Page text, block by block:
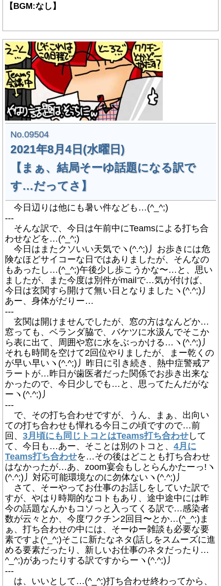
【BGM:なし】
No.09504
2021年8月4日(水曜日)
【まぁ、結局そーゆ話題になる訳で
す…だってさ】
今日辺りは他にも暑い件なども…(^_^;)
---
そんな訳で、今日は午前中にTeamsによる打ち合
わせなどを…(^_^;)
今日はまたクソいい天気でヽ(^.^;)丿お歩きには危
険なほどサイコーな日ではありましたが、そんなの
もあったし…(^_^;)午後少し歩こうかな〜…と、思い
ましたが、また今度は別件がmailで…気が付けば、
今日は玄関すら開けて無い日となりましたヽ(^.^;)丿
あー、身体がだりー…
---
玄関は開けませんでしたが、窓の方はなんどか…
窓っても、ベランダ脇で、バケツに水汲んでそこか
ら表に出て、周囲や窓に水をぶっかける…ヽ(^.^;)丿
それも時間を空けて2回位やりましたが、まー乾くの
が早い早いヽ(^.^;)丿昨日に引き続き、熱中症警戒ア
ラートが…昨日が歯医者だった関係でお歩き出来な
かったので、今日少しでも…と、思ってたんだがな
ーヽ(^.^;)丿
---
で、その打ち合わせですが、うん、まぁ、出向い
ての打ち合わせも憚れる今日この頃ですので…前
回、 3月頃にも同じトコとはTeams打ち合わせ して
て、今日も…あー、そことは別のトコと、 4月に
Teams打ち合わせを…その後はどことも打ち合わせ
はなかったが…あ、zoom宴会もしとらんかたーっ!ヽ
(^.^;)丿対応可能環境なのに勿体ないヽ(^.^;)丿
さて、そーやってお仕事のお話しをしていた訳で
すが、やはり時期的なコトもあり、途中途中には昨
今の話題なんかもコソっと入ってくる訳で…感染者
数が云々とか、今度ワクチン2回目〜とか…(^_^;)ま
ぁ、打ち合わせの中には、そーゆー雑談も必要な要
素ですよ(^_^;)そこに新たなネタ(話しをスムーズに進
める要素だったり、新しいお仕事のネタだったり…
^_^;)があったりする訳ですからーヽ(^.^;)丿
---
は、いいとして…(^_^;)打ち合わせ終わってから、